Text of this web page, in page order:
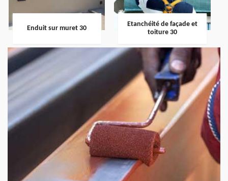
Enduit sur muret 30
Etanchéité de façade et
toiture 30